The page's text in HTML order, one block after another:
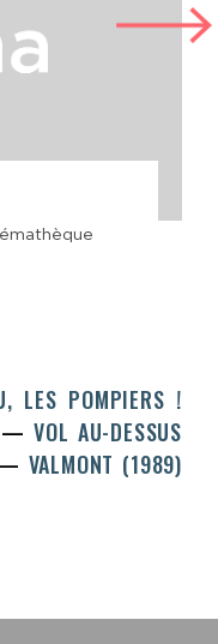
LES POMPIERS !
VOL AU-DESSUS
VALMONT (1989)